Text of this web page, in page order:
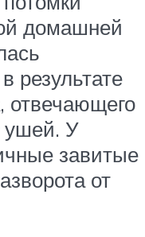
домашней
результате
отвечающего
ушей. У
завитые
от